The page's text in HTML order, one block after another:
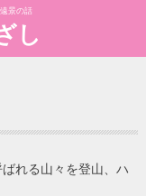
景の話
し
れる山々を登山、ハ